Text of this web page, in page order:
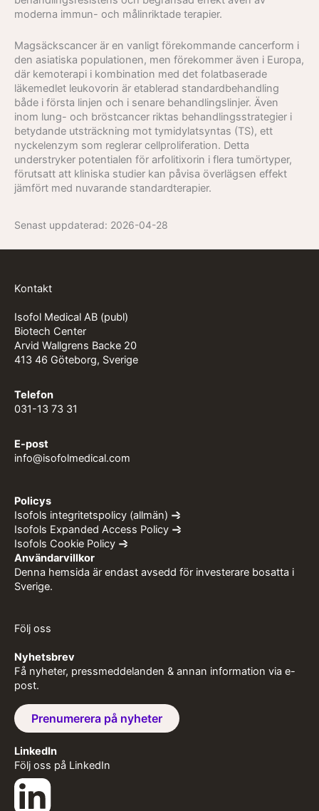
moderna immun- och målinriktade terapier.
Magsäckscancer är en vanligt förekommande cancerform i
den asiatiska populationen, men förekommer även i Europa,
där kemoterapi i kombination med det folatbaserade
läkemedlet leukovorin är etablerad standardbehandling
både i första linjen och i senare behandlingslinjer. Även
inom lung- och bröstcancer riktas behandlingsstrategier i
betydande utsträckning mot tymidylatsyntas (TS), ett
nyckelenzym som reglerar cellproliferation. Detta
understryker potentialen för arfolitixorin i flera tumörtyper,
förutsatt att kliniska studier kan påvisa överlägsen effekt
jämfört med nuvarande standardterapier.
Senast uppdaterad: 2026-04-28
Kontakt
Isofol Medical AB (publ)
Biotech Center
Arvid Wallgrens Backe 20
413 46 Göteborg, Sverige
Telefon
031-13 73 31
E-post
info@isofolmedical.com
Policys
Isofols integritetspolicy (allmän)
Isofols Expanded Access Policy
Isofols Cookie Policy
Användarvillkor
Denna hemsida är endast avsedd för investerare bosatta i
Sverige.
Följ oss
Nyhetsbrev
Få nyheter, pressmeddelanden & annan information via e-
post.
Prenumerera på nyheter
LinkedIn
Följ oss på LinkedIn